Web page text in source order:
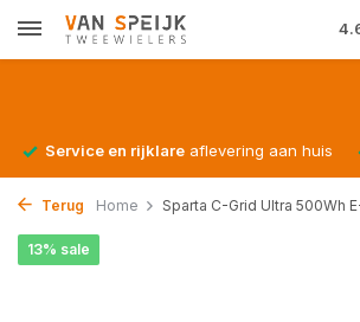
Service en rijklare aflevering aan huis
Terug Home Sparta C-Grid Ultra 500Wh
13% sale